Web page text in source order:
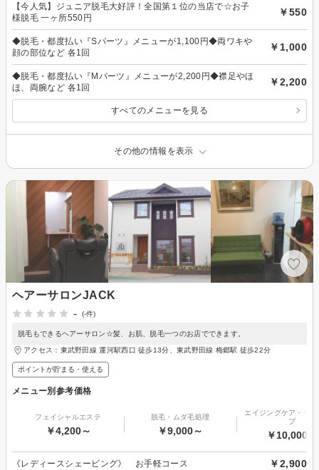
【今人気】ジュニア脱毛大好評！全国第１位の当店で☆お子
様脱毛 一ヶ所550円
￥550
◆脱毛・都度払い『Sパーツ』メニューが1,100円◆両ワキや
顔の部位など 各1回
￥1,000
◆脱毛・都度払い『Mパーツ』メニューが2,200円◆襟足やほ
ほ、両腕など 各1回
￥2,200
すべてのメニューを見る
その他の情報を表示
ヘアーサロンJACK
-
(-件)
脱毛もできるヘアーサロン☆髪、お肌、脱毛一つのお店でできます。
アクセス：東武野田線 運河駅西口 徒歩13分、東武野田線 梅郷駅 徒歩22分
ポイントが貯まる・使える
メニュー別参考価格
フェイシャルエステ
￥4,200～
脱毛・ムダ毛処理
￥9,000～
エイジングケア・リ
プ
￥10,000～
《レディースシェービング》 お手軽コース ￥2,900